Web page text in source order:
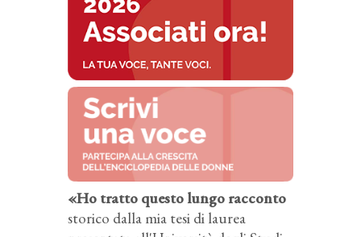
«Ho tratto questo lungo racconto
storico dalla mia tesi di laurea